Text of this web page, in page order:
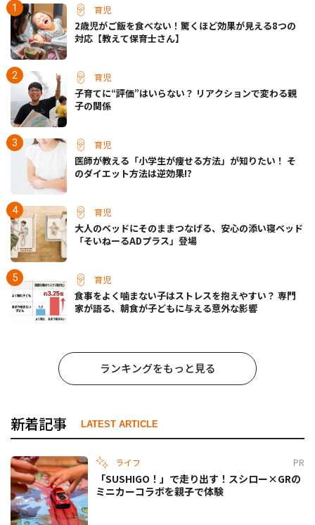
育児
2歳児がご飯を食べない！驚くほど効果が見える8つの
対応【教えて保育士さん】
育児
子育てに“評価”はいらない？ リアクションで変わる親
子の関係
育児
医師が教える「小学生が痩せる方法」が知りたい！ そ
のダイエット方法は逆効果!?
育児
大人のベッドにそのままつなげる、安心の添い寝ベッド
「そいねーるADプラス」登場
育児
食事をよく噛まない子はストレスを抱えやすい？ 専門
家が語る、朝食が子どもに与える意外な影響
ランキングをもっと見る
新着記事 LATEST ARTICLE
ライフ PR
「SUSHIGO！」で走り出す！スシロー×GRの
ミニカーコラボを親子で体験